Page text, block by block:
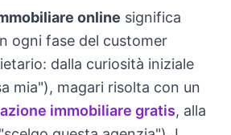
online significa
ogni fase del customer
dalla curiosità iniziale
mia"), magari risolta con un
immobiliare gratis, alla